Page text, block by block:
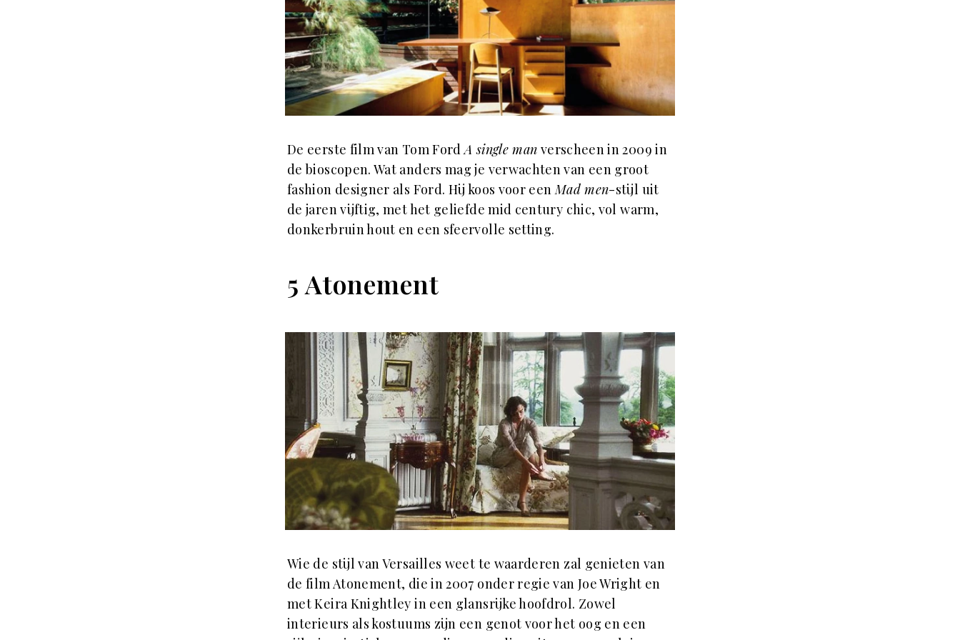
De eerste film van Tom FordA single man verscheen in 2009 in
de bioscopen. Wat anders mag je verwachten van een groot
fashion designer als Ford. Hij koos voor een Mad men-stijl uit
de jaren vijftig, met het geliefde mid century chic, vol warm,
donkerbruin hout en een sfeervolle setting.
5 Atonement
Wie de stijl van Versailles weet te waarderen zal genieten van
de film Atonement, die in 2007 onder regie van Joe Wright en
met Keira Knightley in een glansrijke hoofdrol. Zowel
interieurs als kostuums zijn een genot voor het oog en een